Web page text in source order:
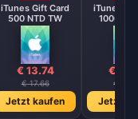
iTunes Gift Card
500 NTD TW
€ 13.74
€ 17.66
Jetzt kaufen
iTunes
1000
€
€
Jetzt